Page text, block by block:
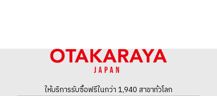
ให้บริการรับซื้อฟรีในกว่า 1,940 สาขาทั่วโลก